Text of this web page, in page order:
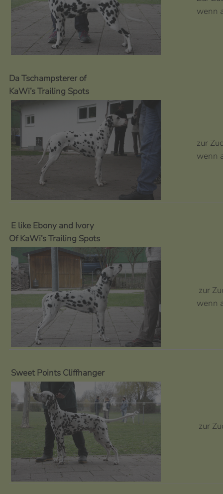
wenn
Da Tschampsterer of
KaWi’s Trailing Spots
zur
wenn
E like Ebony and Ivory
Of KaWi’s Trailing Spots
zur
wenn
Sweet Points Cliffhanger
zur